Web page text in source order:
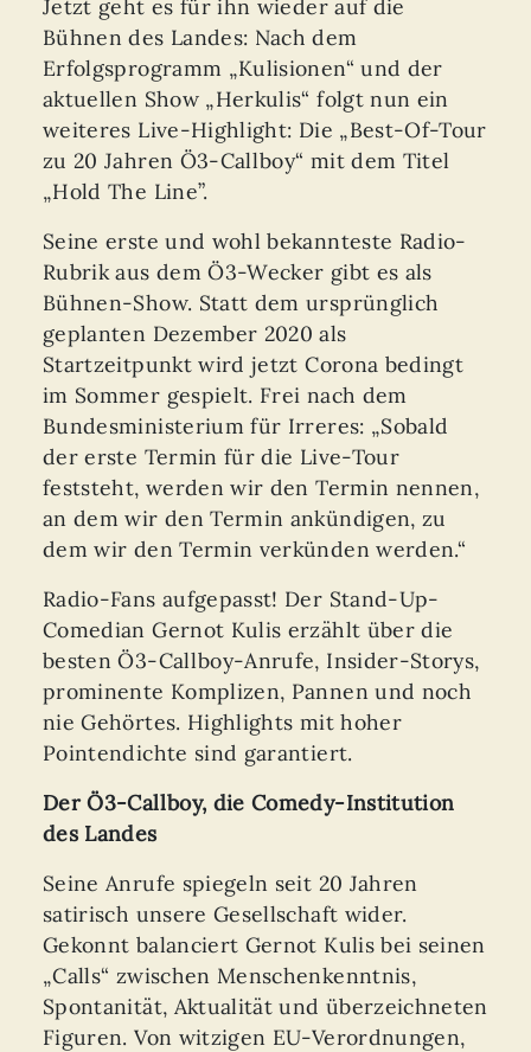
Jetzt geht es für ihn wieder auf die
Bühnen des Landes: Nach dem
Erfolgsprogramm „Kulisionen“ und der
aktuellen Show „Herkulis“ folgt nun ein
weiteres Live-Highlight: Die „Best-Of-Tour
zu 20 Jahren Ö3-Callboy“ mit dem Titel
„Hold The Line”.
Seine erste und wohl bekannteste Radio-
Rubrik aus dem Ö3-Wecker gibt es als
Bühnen-Show. Statt dem ursprünglich
geplanten Dezember 2020 als
Startzeitpunkt wird jetzt Corona bedingt
im Sommer gespielt. Frei nach dem
Bundesministerium für Irreres: „Sobald
der erste Termin für die Live-Tour
feststeht, werden wir den Termin nennen,
an dem wir den Termin ankündigen, zu
dem wir den Termin verkünden werden.“
Radio-Fans aufgepasst! Der Stand-Up-
Comedian Gernot Kulis erzählt über die
besten Ö3-Callboy-Anrufe, Insider-Storys,
prominente Komplizen, Pannen und noch
nie Gehörtes. Highlights mit hoher
Pointendichte sind garantiert.
Der Ö3-Callboy, die Comedy-Institution
des Landes
Seine Anrufe spiegeln seit 20 Jahren
satirisch unsere Gesellschaft wider.
Gekonnt balanciert Gernot Kulis bei seinen
„Calls“ zwischen Menschenkenntnis,
Spontanität, Aktualität und überzeichneten
Figuren. Von witzigen EU-Verordnungen,